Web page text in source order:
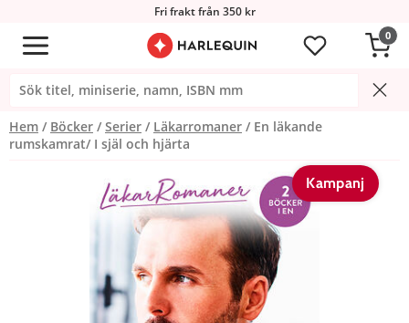
Fri frakt från 350 kr
0
Hem Böcker Serier Läkarromaner
En läkande
rumskamrat/ I själ och hjärta
Kampanj